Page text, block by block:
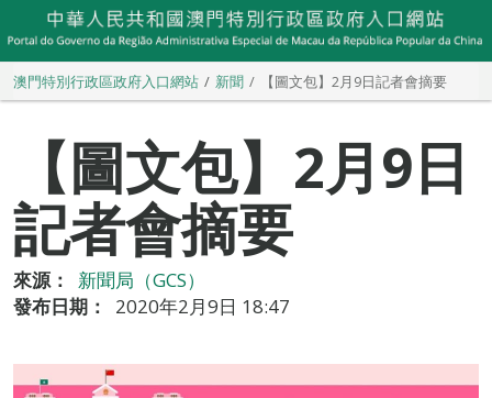
澳門特別行政區政府入口網站 新聞 【圖文包】2月9日記者會摘要
【圖文包】2月9日
記者會摘要
來源：
新聞局（GCS）
發布日期：
2020年2月9日 18:47